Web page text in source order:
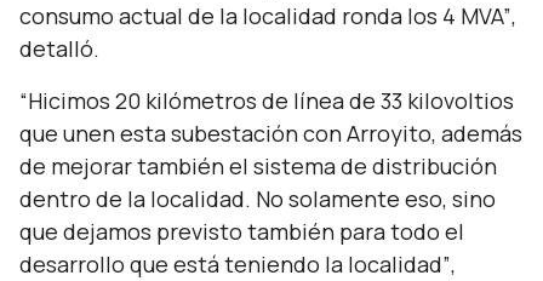
consumo actual de la localidad ronda los 4 MVA”,
detalló.
“Hicimos 20 kilómetros de línea de 33 kilovoltios
que unen esta subestación con Arroyito, además
de mejorar también el sistema de distribución
dentro de la localidad. No solamente eso, sino
que dejamos previsto también para todo el
desarrollo que está teniendo la localidad”,